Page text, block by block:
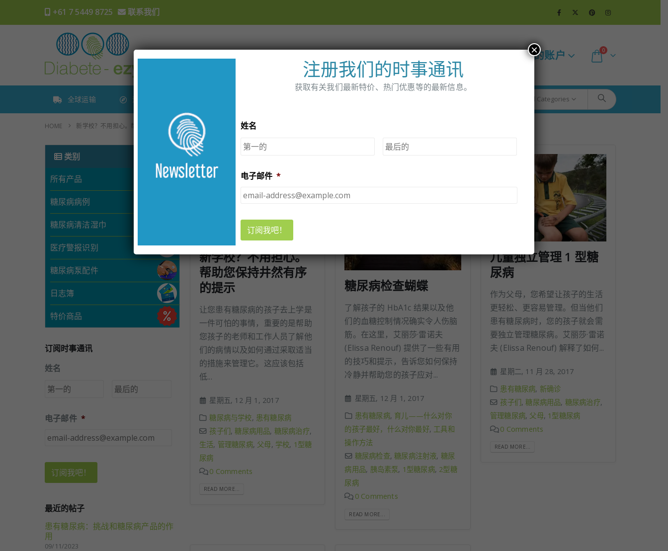
+61 7 5449 8725 联系我们
我的账户 0
全球运输 追踪订单 All Categories
HOME 新学校？不用担心。帮助您保持井然有序的提示 糖尿病用品
新学校？不用担心。
帮助您保持井然有序
的提示
让您患有糖尿病的孩子去上学是
一件可怕的事情，重要的是帮助
您孩子的老师和工作人员了解他
们的病情以及如何通过采取适当
的措施来管理它。这应该包括
低...
星期五, 12 月 1, 2017
糖尿病与学校, 患有糖尿病
孩子们,糖尿病用品, 糖尿病治疗,
生活, 管理糖尿病, 父母, 学校, 1型糖
尿病
0 Comments
READ MORE...
糖尿病检查蝴蝶
了解孩子的 HbA1c 结果以及他
们的血糖控制情况确实令人伤脑
筋。在这里，艾丽莎·雷诺夫
(Elissa Renouf) 提供了一些有用
的技巧和提示，告诉您如何保持
冷静并帮助您的孩子应对...
星期五, 12 月 1, 2017
患有糖尿病, 育儿——什么对你
的孩子最好，什么对你最好, 工具和
操作方法
糖尿病检查,糖尿病注射液, 糖尿
病用品, 胰岛素泵, 1型糖尿病, 2型糖
尿病
0 Comments
READ MORE...
儿童独立管理 1 型糖
尿病
作为父母，您希望让孩子的生活
更轻松、更容易管理。但当他们
患有糖尿病时，您的孩子就会需
要独立管理糖尿病。艾丽莎·雷诺
夫 (Elissa Renouf) 解释了如何...
星期二, 11 月 28, 2017
患有糖尿病, 新确诊
孩子们,糖尿病用品, 糖尿病治疗,
管理糖尿病, 父母, 1型糖尿病
0 Comments
READ MORE...
类别
所有产品
糖尿病病例
糖尿病清洁湿巾
医疗警报识别
糖尿病泵配件
日志簿
特价商品
订阅时事通讯
姓名
电子邮件 *
最近的帖子
患有糖尿病：挑战和糖尿病产品的作
用
09/11/2023
注册我们的时事通讯
获取有关我们最新特价、热门优惠等的最新信息。
姓名
电子邮件 *
×